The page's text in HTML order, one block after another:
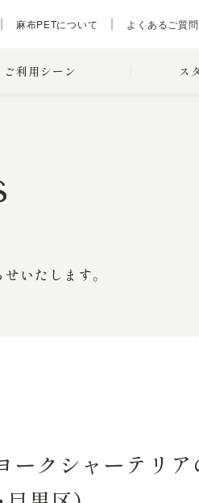
麻布PETについて よくあるご質問
ご利用シーン ス
いたします。
ークシャーテリア